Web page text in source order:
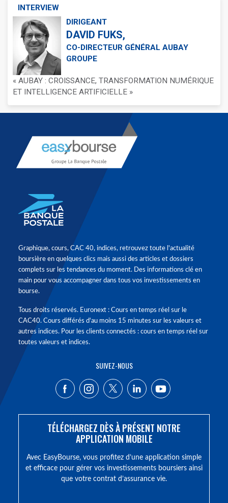
INTERVIEW
DIRIGEANT
DAVID FUKS,
CO-DIRECTEUR GÉNÉRAL AUBAY
GROUPE
« AUBAY : CROISSANCE, TRANSFORMATION NUMÉRIQUE
ET INTELLIGENCE ARTIFICIELLE »
Graphique, cours, CAC 40, indices, retrouvez toute l'actualité
boursière en quelques clics mais aussi des articles et dossiers
complets sur les tendances du moment. Des informations clé en
main pour vous accompagner dans tous vos investissements en
bourse.
Tous droits réservés. Euronext : Cours en temps réel sur le
CAC40. Cours différés d'au moins 15 minutes sur les valeurs et
autres indices. Pour les clients connectés : cours en temps réel sur
toutes valeurs et indices.
SUIVEZ-NOUS
TÉLÉCHARGEZ DÈS À PRÉSENT NOTRE
APPLICATION MOBILE
Avec EasyBourse, vous profitez d’une application simple
et efficace pour gérer vos investissements boursiers ainsi
que votre contrat d’assurance vie.